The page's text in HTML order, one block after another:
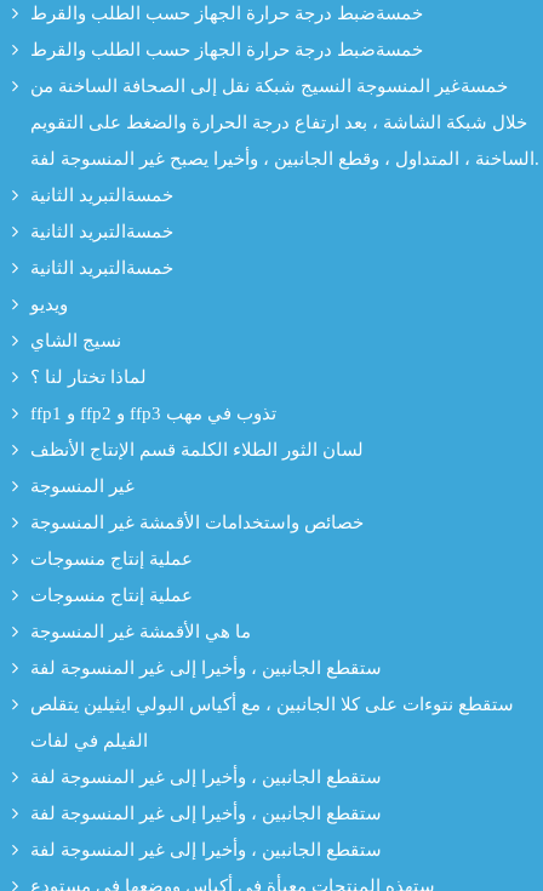
خمسةضبط درجة حرارة الجهاز حسب الطلب والقرط
خمسةضبط درجة حرارة الجهاز حسب الطلب والقرط
خمسةغير المنسوجة النسيج شبكة نقل إلى الصحافة الساخنة من
خلال شبكة الشاشة ، بعد ارتفاع درجة الحرارة والضغط على التقويم
الساخنة ، المتداول ، وقطع الجانبين ، وأخيرا يصبح غير المنسوجة لفة.
خمسةالتبريد الثانية
خمسةالتبريد الثانية
خمسةالتبريد الثانية
ويديو
نسيج الشاي
لماذا تختار لنا ؟
ffp1 و ffp2 و ffp3 تذوب في مهب
لسان الثور الطلاء الكلمة قسم الإنتاج الأنظف
غير المنسوجة
خصائص واستخدامات الأقمشة غير المنسوجة
عملية إنتاج منسوجات
عملية إنتاج منسوجات
ما هي الأقمشة غير المنسوجة
ستقطع الجانبين ، وأخيرا إلى غير المنسوجة لفة
ستقطع نتوءات على كلا الجانبين ، مع أكياس البولي ايثيلين يتقلص
الفيلم في لفات
ستقطع الجانبين ، وأخيرا إلى غير المنسوجة لفة
ستقطع الجانبين ، وأخيرا إلى غير المنسوجة لفة
ستقطع الجانبين ، وأخيرا إلى غير المنسوجة لفة
ستهذه المنتجات معبأة في أكياس ووضعها في مستودع